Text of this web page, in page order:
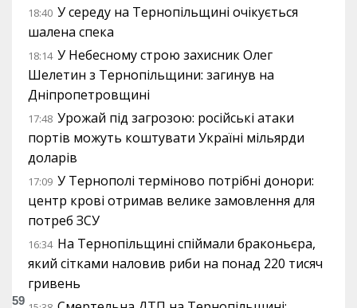
18:40 У середу на Тернопільщині очікується
шалена спека
18:14 У Небесному строю захисник Олег
Шелетин з Тернопільщини: загинув на
Дніпропетровщині
17:48 Урожай під загрозою: російські атаки
портів можуть коштувати Україні мільярди
доларів
17:09 У Тернополі терміново потрібні донори:
центр крові отримав велике замовлення для
потреб ЗСУ
16:34 На Тернопільщині спіймали браконьєра,
який сітками наловив риби на понад 220 тисяч
гривень
59